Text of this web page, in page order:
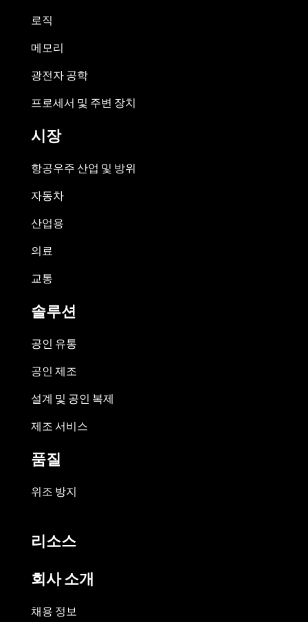
로직
메모리
광전자 공학
프로세서 및 주변 장치
시장
항공우주 산업 및 방위
자동차
산업용
의료
교통
솔루션
공인 유통
공인 제조
설계 및 공인 복제
제조 서비스
품질
위조 방지
리소스
회사 소개
채용 정보